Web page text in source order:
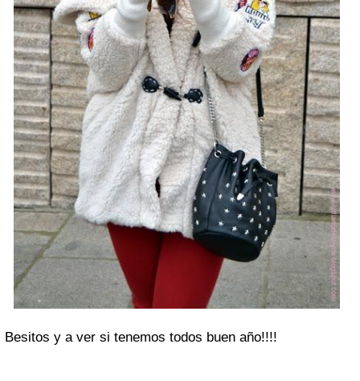
Besitos y a ver si tenemos todos buen año!!!!